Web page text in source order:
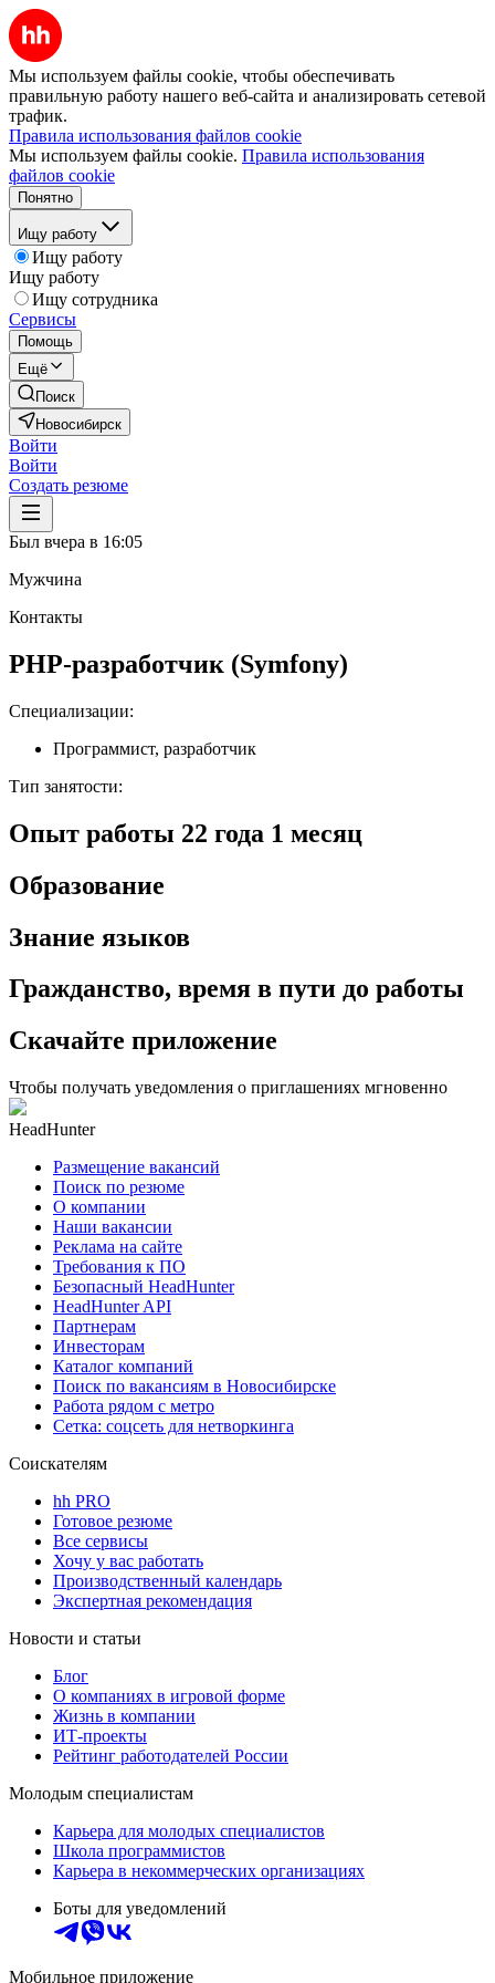
Мы используем файлы cookie, чтобы обеспечивать
правильную работу нашего веб-сайта и анализировать сетевой
трафик.
Правила использования файлов cookie
Мы используем файлы cookie. Правила использования
файлов cookie
Понятно
Ищу работу
Ищу работу
Ищу работу
Ищу сотрудника
Сервисы
Помощь
Ещё
Поиск
Новосибирск
Войти
Войти
Создать резюме
Был вчера в 16:05
Мужчина
Контакты
PHP-разработчик (Symfony)
Специализации:
Программист, разработчик
Тип занятости:
Опыт работы 22 года 1 месяц
Образование
Знание языков
Гражданство, время в пути до работы
Скачайте приложение
Чтобы получать уведомления о приглашениях мгновенно
HeadHunter
Размещение вакансий
Поиск по резюме
О компании
Наши вакансии
Реклама на сайте
Требования к ПО
Безопасный HeadHunter
HeadHunter API
Партнерам
Инвесторам
Каталог компаний
Поиск по вакансиям в Новосибирске
Работа рядом с метро
Сетка: соцсеть для нетворкинга
Соискателям
hh PRO
Готовое резюме
Все сервисы
Хочу у вас работать
Производственный календарь
Экспертная рекомендация
Новости и статьи
Блог
О компаниях в игровой форме
Жизнь в компании
ИТ-проекты
Рейтинг работодателей России
Молодым специалистам
Карьера для молодых специалистов
Школа программистов
Карьера в некоммерческих организациях
Боты для уведомлений
Мобильное приложение